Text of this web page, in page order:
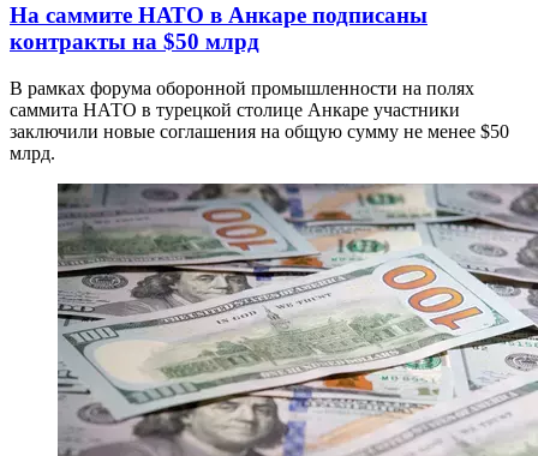
На саммите НАТО в Анкаре подписаны
контракты на $50 млрд
В рамках форума оборонной промышленности на полях
саммита НАТО в турецкой столице Анкаре участники
заключили новые соглашения на общую сумму не менее $50
млрд.